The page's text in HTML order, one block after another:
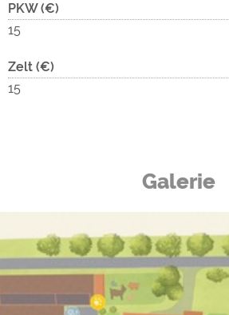
PKW (€)
15
Zelt (€)
15
Galerie